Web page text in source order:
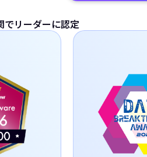
でリーダーに認定